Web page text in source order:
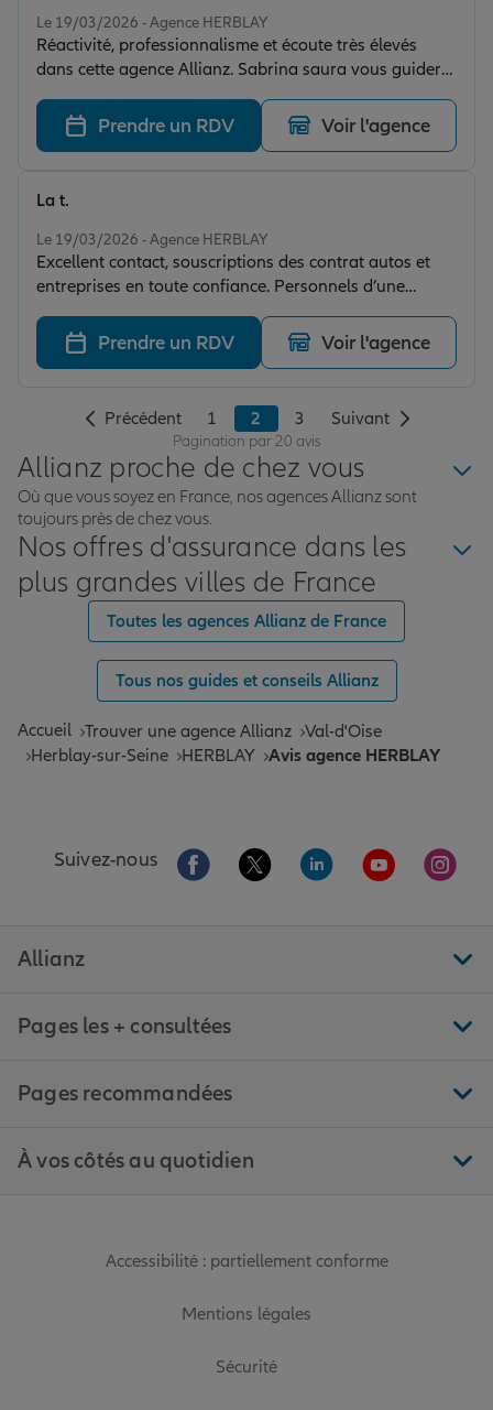
Le 19/03/2026 - Agence HERBLAY
Réactivité, professionnalisme et écoute très élevés
dans cette agence Allianz. Sabrina saura vous guider
et vous conseiller au mieux selon vos besoins.
Prendre un RDV Voir l'agence
Le 19/03/2026 - Agence HERBLAY
Excellent contact, souscriptions des contrat autos et
entreprises en toute confiance. Personnels d’une
extrême gentillesse et bienveillance
La t.
Prendre un RDV Voir l'agence
Précédent 1 2 3 Suivant
Pagination par 20 avis
Allianz proche de chez vous
Où que vous soyez en France, nos agences Allianz sont
toujours près de chez vous.
Nos offres d'assurance dans les
plus grandes villes de France
Toutes les agences Allianz de France
Tous nos guides et conseils Allianz
Accueil Trouver une agence Allianz Val-d'Oise
Herblay-sur-Seine
HERBLAY Avis agence HERBLAY
Suivez-nous Aller sur la page Facebook de Allianz
Aller sur la page Twitter de
Aller sur la page
Aller sur la
Aller
Allianz
Pages les + consultées
Pages recommandées
À vos côtés au quotidien
Accessibilité : partiellement conforme
Mentions légales
Sécurité